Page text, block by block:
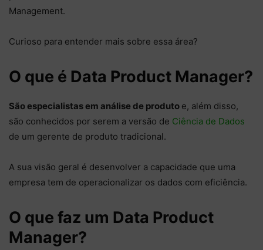
Management.
Curioso para entender mais sobre essa área?
O que é Data Product Manager?
São especialistas em análise de produto e, além disso,
são conhecidos por serem a versão de Ciência de Dados
de um gerente de produto tradicional.
A sua visão geral é desenvolver a capacidade que uma
empresa tem de operacionalizar os dados com eficiência.
O que faz um Data Product
Manager?